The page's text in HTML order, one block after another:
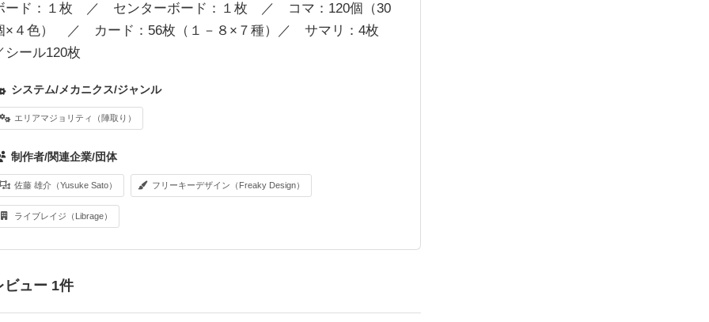
ード：１枚 ／ センターボード：１枚 ／ コマ：120個（30
×４色） ／ カード：56枚（１－８×７種）／ サマリ：4枚
シール120枚
システム/メカニクス/ジャンル
エリアマジョリティ（陣取り）
制作者/関連企業/団体
佐藤 雄介（Yusuke Sato） フリーキーデザイン（Freaky Design）
ライブレイジ（Librage）
ビュー 1件